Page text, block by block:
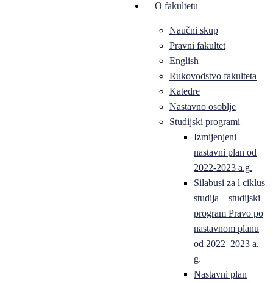
O fakultetu
Naučni skup
Pravni fakultet
English
Rukovodstvo fakulteta
Katedre
Nastavno osoblje
Studijski programi
Izmijenjeni
nastavni plan od
2022-2023 a.g.
Silabusi za l ciklus
studija – studijski
program Pravo po
nastavnom planu
od 2022–2023 a.
g.
Nastavni plan